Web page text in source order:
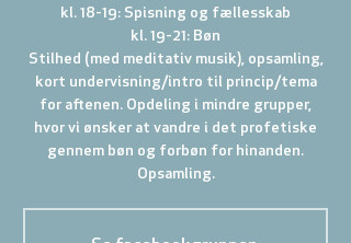
kl. 18-19: Spisning og fællesskab
kl. 19-21: Bøn
Stilhed (med meditativ musik), opsamling,
kort undervisning/intro til princip/tema
for aftenen. Opdeling i mindre grupper,
hvor vi ønsker at vandre i det profetiske
gennem bøn og forbøn for hinanden.
Opsamling.